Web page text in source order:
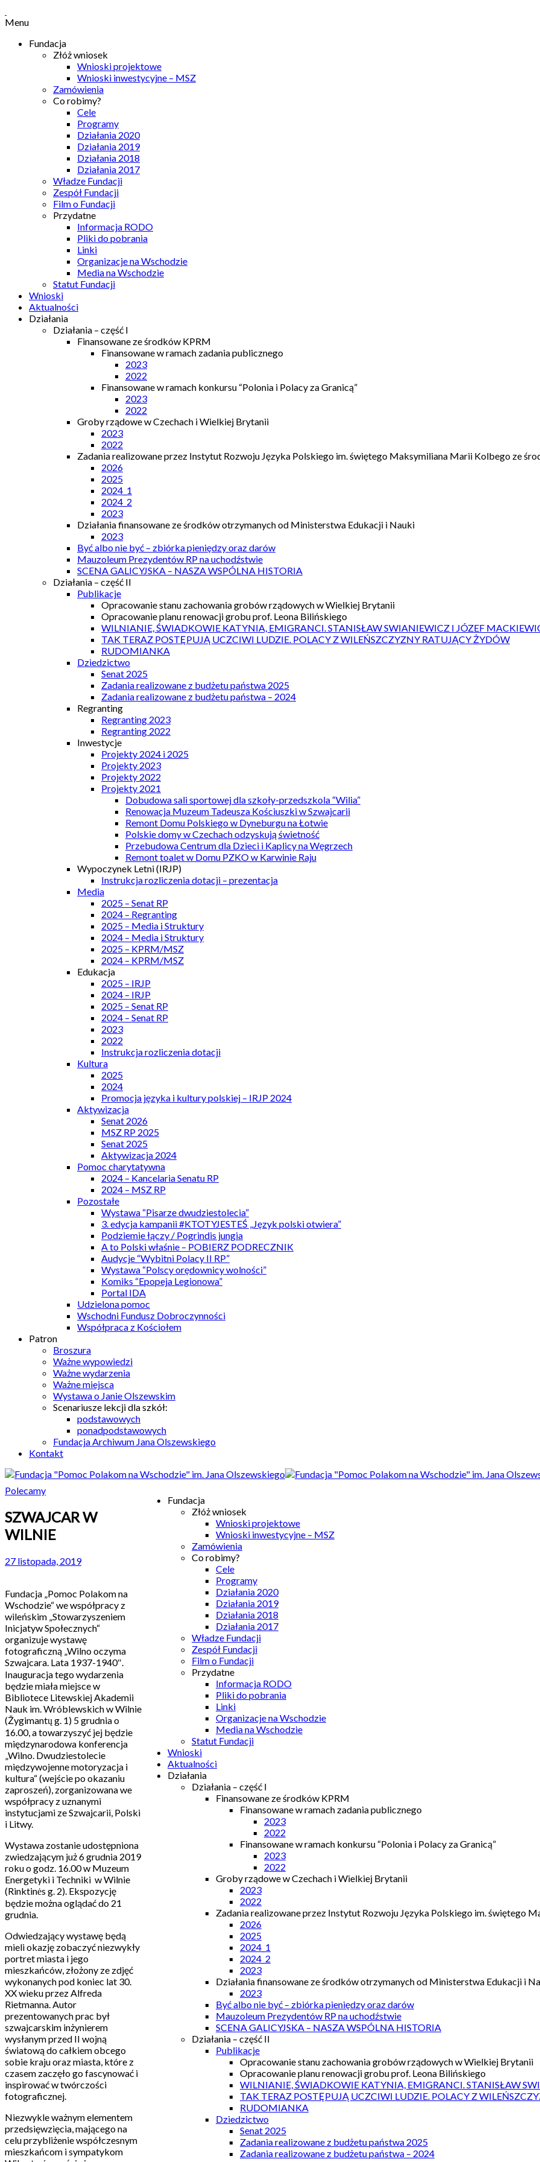
Menu
Fundacja
Złóż wniosek
Wnioski projektowe
Wnioski inwestycyjne – MSZ
Zamówienia
Co robimy?
Cele
Programy
Działania 2020
Działania 2019
Działania 2018
Działania 2017
Władze Fundacji
Zespół Fundacji
Film o Fundacji
Przydatne
Informacja RODO
Pliki do pobrania
Linki
Organizacje na Wschodzie
Media na Wschodzie
Statut Fundacji
Wnioski
Aktualności
Działania
Działania – część I
Finansowane ze środków KPRM
Finansowane w ramach zadania publicznego
2023
2022
Finansowane w ramach konkursu “Polonia i Polacy za Granicą”
2023
2022
Groby rządowe w Czechach i Wielkiej Brytanii
2023
2022
Zadania realizowane przez Instytut Rozwoju Języka Polskiego im. świętego Maksymiliana Marii Kolbego ze
2026
2025
2024_1
2024_2
2023
Działania finansowane ze środków otrzymanych od Ministerstwa Edukacji i Nauki
2023
Być albo nie być – zbiórka pieniędzy oraz darów
Mauzoleum Prezydentów RP na uchodźstwie
SCENA GALICYJSKA – NASZA WSPÓLNA HISTORIA
Działania – część II
Publikacje
Opracowanie stanu zachowania grobów rządowych w Wielkiej Brytanii
Opracowanie planu renowacji grobu prof. Leona Bilińskiego
WILNIANIE, ŚWIADKOWIE KATYNIA, EMIGRANCI. STANISŁAW SWIANIEWICZ I JÓZEF
TAK TERAZ POSTĘPUJĄ UCZCIWI LUDZIE. POLACY Z WILEŃSZCZYZNY RATUJĄCY ŻYDÓW
RUDOMIANKA
Dziedzictwo
Senat 2025
Zadania realizowane z budżetu państwa 2025
Zadania realizowane z budżetu państwa – 2024
Regranting
Regranting 2023
Regranting 2022
Inwestycje
Projekty 2024 i 2025
Projekty 2023
Projekty 2022
Projekty 2021
Dobudowa sali sportowej dla szkoły-przedszkola “Wilia”
Renowacja Muzeum Tadeusza Kościuszki w Szwajcarii
Remont Domu Polskiego w Dyneburgu na Łotwie
Polskie domy w Czechach odzyskują świetność
Przebudowa Centrum dla Dzieci i Kaplicy na Węgrzech
Remont toalet w Domu PZKO w Karwinie Raju
Wypoczynek Letni (IRJP)
Instrukcja rozliczenia dotacji – prezentacja
Media
2025 – Senat RP
2024 – Regranting
2025 – Media i Struktury
2024 – Media i Struktury
2025 – KPRM/MSZ
2024 – KPRM/MSZ
Edukacja
2025 – IRJP
2024 – IRJP
2025 – Senat RP
2024 – Senat RP
2023
2022
Instrukcja rozliczenia dotacji
Kultura
2025
2024
Promocja języka i kultury polskiej – IRJP 2024
Aktywizacja
Senat 2026
MSZ RP 2025
Senat 2025
Aktywizacja 2024
Pomoc charytatywna
2024 – Kancelaria Senatu RP
2024 – MSZ RP
Pozostałe
Wystawa “Pisarze dwudziestolecia”
3. edycja kampanii #KTOTYJESTEŚ „Język polski otwiera”
Podziemie łączy / Pogrindis jungia
A to Polski właśnie – POBIERZ PODRECZNIK
Audycje “Wybitni Polacy II RP”
Wystawa “Polscy orędownicy wolności”
Komiks “Epopeja Legionowa”
Portal IDA
Udzielona pomoc
Wschodni Fundusz Dobroczynności
Współpraca z Kościołem
Patron
Broszura
Ważne wypowiedzi
Ważne wydarzenia
Ważne miejsca
Wystawa o Janie Olszewskim
Scenariusze lekcji dla szkół:
podstawowych
ponadpodstawowych
Fundacja Archiwum Jana Olszewskiego
Kontakt
Fundacja
Złóż wniosek
Wnioski projektowe
Wnioski inwestycyjne – MSZ
Zamówienia
Co robimy?
Cele
Programy
Działania 2020
Działania 2019
Działania 2018
Działania 2017
Władze Fundacji
Zespół Fundacji
Film o Fundacji
Przydatne
Informacja RODO
Pliki do pobrania
Linki
Organizacje na Wschodzie
Media na Wschodzie
Statut Fundacji
Wnioski
Aktualności
Działania
Działania – część I
Finansowane ze środków KPRM
Finansowane w ramach zadania publicznego
2023
2022
Finansowane w ramach konkursu “Polonia i Polacy za Granicą”
2023
2022
Groby rządowe w Czechach i Wielkiej Brytanii
2023
2022
Zadania realizowane przez Instytut Rozwoju Języka Polskiego im. świętego
2026
2025
2024_1
2024_2
2023
Działania finansowane ze środków otrzymanych od Ministerstwa Edukacji i
2023
Być albo nie być – zbiórka pieniędzy oraz darów
Mauzoleum Prezydentów RP na uchodźstwie
SCENA GALICYJSKA – NASZA WSPÓLNA HISTORIA
Działania – część II
Publikacje
Opracowanie stanu zachowania grobów rządowych w Wielkiej Brytanii
Opracowanie planu renowacji grobu prof. Leona Bilińskiego
WILNIANIE, ŚWIADKOWIE KATYNIA, EMIGRANCI. STANISŁAW
TAK TERAZ POSTĘPUJĄ UCZCIWI LUDZIE. POLACY Z
RUDOMIANKA
Dziedzictwo
Senat 2025
Zadania realizowane z budżetu państwa 2025
Zadania realizowane z budżetu państwa – 2024
Polecamy
SZWAJCAR W
WILNIE
27 listopada, 2019
Fundacja „Pomoc Polakom na
Wschodzie“ we współpracy z
wileńskim „Stowarzyszeniem
Inicjatyw Społecznych“
organizuje wystawę
fotograficzną „Wilno oczyma
Szwajcara. Lata 1937-1940″.
Inauguracja tego wydarzenia
będzie miała miejsce w
Bibliotece Litewskiej Akademii
Nauk im. Wróblewskich w Wilnie
(Žygimantų g. 1) 5 grudnia o
16.00, a towarzyszyć jej będzie
międzynarodowa konferencja
„Wilno. Dwudziestolecie
międzywojenne motoryzacja i
kultura“ (wejście po okazaniu
zaproszeń), zorganizowana we
współpracy z uznanymi
instytucjami ze Szwajcarii, Polski
i Litwy.
Wystawa zostanie udostępniona
zwiedzającym już 6 grudnia 2019
roku o godz. 16.00 w Muzeum
Energetyki i Techniki w Wilnie
(Rinktinės g. 2). Ekspozycję
będzie można oglądać do 21
grudnia.
Odwiedzający wystawę będą
mieli okazję zobaczyć niezwykły
portret miasta i jego
mieszkańców, złożony ze zdjęć
wykonanych pod koniec lat 30.
XX wieku przez Alfreda
Rietmanna. Autor
prezentowanych prac był
szwajcarskim inżynierem
wysłanym przed II wojną
światową do całkiem obcego
sobie kraju oraz miasta, które z
czasem zaczęło go fascynować i
inspirować w twórczości
fotograficznej.
Niezwykle ważnym elementem
przedsięwzięcia, mającego na
celu przybliżenie współczesnym
mieszkańcom i sympatykom